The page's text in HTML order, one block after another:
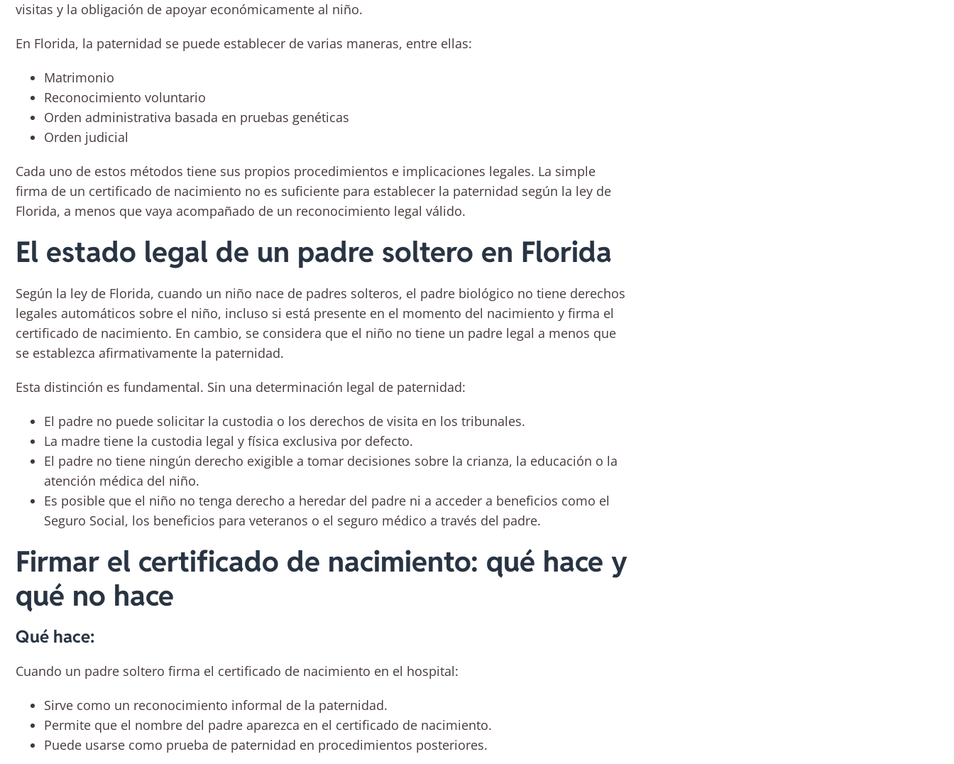
visitas y la obligación de apoyar económicamente al niño.
En Florida, la paternidad se puede establecer de varias maneras, entre ellas:
Matrimonio
Reconocimiento voluntario
Orden administrativa basada en pruebas genéticas
Orden judicial
Cada uno de estos métodos tiene sus propios procedimientos e implicaciones legales. La simple
firma de un certificado de nacimiento no es suficiente para establecer la paternidad según la ley de
Florida, a menos que vaya acompañado de un reconocimiento legal válido.
El estado legal de un padre soltero en Florida
Según la ley de Florida, cuando un niño nace de padres solteros, el padre biológico no tiene derechos
legales automáticos sobre el niño, incluso si está presente en el momento del nacimiento y firma el
certificado de nacimiento. En cambio, se considera que el niño no tiene un padre legal a menos que
se establezca afirmativamente la paternidad.
Esta distinción es fundamental. Sin una determinación legal de paternidad:
El padre no puede solicitar la custodia o los derechos de visita en los tribunales.
La madre tiene la custodia legal y física exclusiva por defecto.
El padre no tiene ningún derecho exigible a tomar decisiones sobre la crianza, la educación o la
atención médica del niño.
Es posible que el niño no tenga derecho a heredar del padre ni a acceder a beneficios como el
Seguro Social, los beneficios para veteranos o el seguro médico a través del padre.
Firmar el certificado de nacimiento: qué hace y
qué no hace
Qué hace:
Cuando un padre soltero firma el certificado de nacimiento en el hospital:
Sirve como un reconocimiento informal de la paternidad.
Permite que el nombre del padre aparezca en el certificado de nacimiento.
Puede usarse como prueba de paternidad en procedimientos posteriores.